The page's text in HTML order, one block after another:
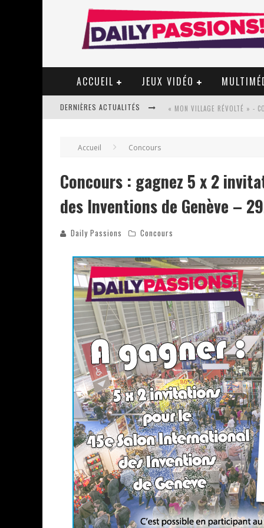
ACCUEIL JEUX VIDÉO
DERNIÈRES ACTUALITÉS « MON VILLAGE RÉVOLTÉ » -
PSYRIVER 2026 : LA MAGIE
« MOFUSAND / PARLER
ASSASSIN'S CREED BLACK FLAG
« LE VENT DAND LES SAULES
« DAMN THEM ALL » - UN DUO
YOSHI AND THE MYSTERIOUS
« WOLF-MAN / INTEGRALE
Accueil Concours
Concours : gagnez 5 x 2
des Inventions de Genève –
Daily Passions Concours